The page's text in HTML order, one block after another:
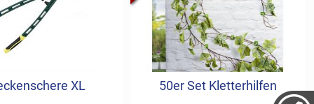
XL 50er Set Kletterhilfen